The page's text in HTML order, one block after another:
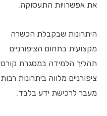
את אפשרויות התעסוקה.
היתרונות שבקבלת הכשרה
מקצועית בתחום הציפורניים
תהליך הלמידה במסגרת קורס
ציפורניים מלווה ביתרונות רבות
מעבר לרכישת ידע בלבד.